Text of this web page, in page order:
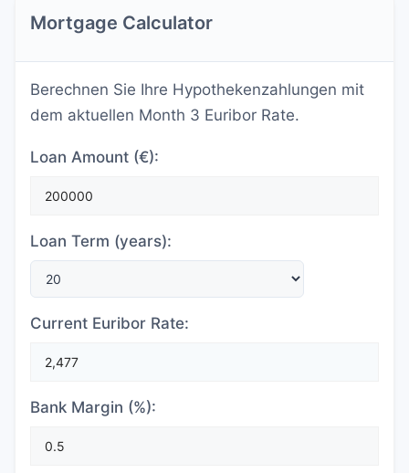
Mortgage Calculator
Berechnen Sie Ihre Hypothekenzahlungen mit
dem aktuellen Month 3 Euribor Rate.
Loan Amount (€):
Loan Term (years):
Current Euribor Rate:
Bank Margin (%):